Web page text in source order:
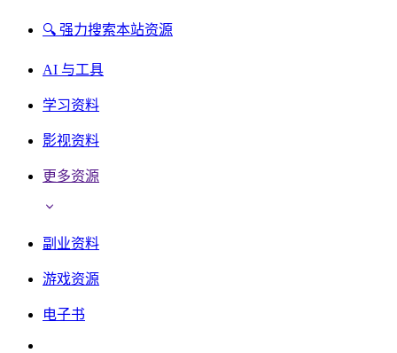
🔍 强力搜索本站资源
AI 与工具
学习资料
影视资料
更多资源
副业资料
游戏资源
电子书